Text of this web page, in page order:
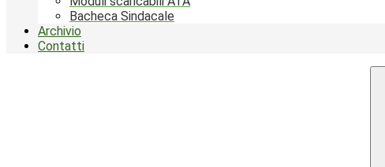
Bacheca Sindacale
Archivio
Contatti